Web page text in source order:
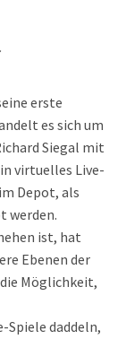
erste
es sich um
Siegal mit
virtuelles Live-
Depot, als
werden.
ist, hat
Ebenen der
Möglichkeit,
Spiele daddeln,